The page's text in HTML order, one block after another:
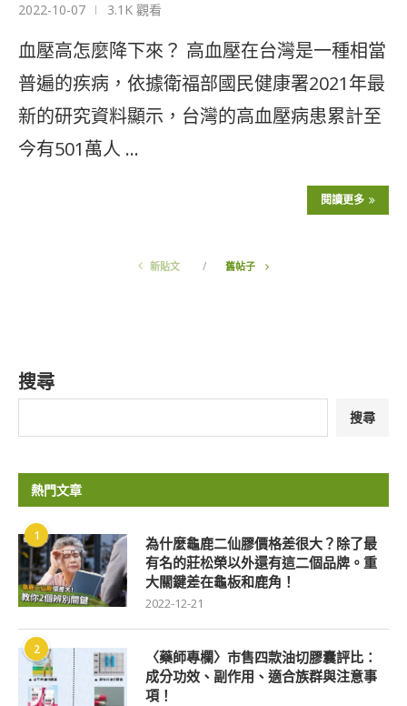
2022-10-07 3.1K 觀看
血壓高怎麼降下來？ 高血壓在台灣是一種相當
普遍的疾病，依據衛福部國民健康署2021年最
新的研究資料顯示，台灣的高血壓病患累計至
今有501萬人 …
閱讀更多
新貼文 舊帖子
搜尋
搜尋
熱門文章
1
為什麼龜鹿二仙膠價格差很大？除了最
有名的莊松榮以外還有這二個品牌。重
大關鍵差在龜板和鹿角！
2022-12-21
2
〈藥師專欄〉市售四款油切膠囊評比：
成分功效、副作用、適合族群與注意事
項！